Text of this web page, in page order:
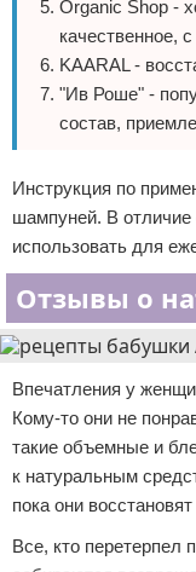
Organic Shop -
качественное,
KAARAL -
"Ив Роше" -
состав,
Инструкция по
шампуней. В отличие
использовать для
Отзывы о
Впечатления у
Кому-то они не
такие объемные и
к натуральным
пока они
Все, кто перетерпел